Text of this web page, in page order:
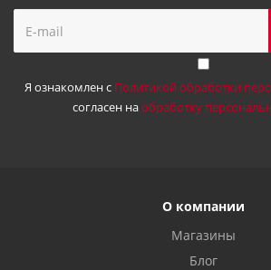
Я ознакомлен с Политикой обработки
согласен наобработку
О компании
Магазины
Блог